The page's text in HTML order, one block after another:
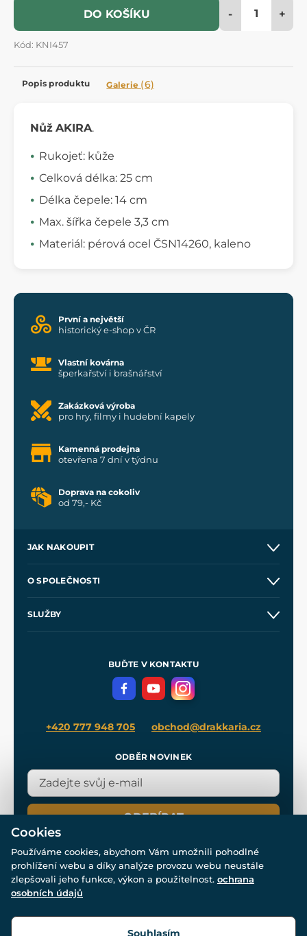
DO KOŠÍKU - +
Kód: KNI457
Popis produktu Galerie (6)
Nůž AKIRA.
Rukojeť: kůže
Celková délka: 25 cm
Délka čepele: 14 cm
Max. šířka čepele 3,3 cm
Materiál: pérová ocel ČSN14260, kaleno
První a největší
historický e-shop v ČR
Vlastní kovárna
šperkařství i brašnářství
Zakázková výroba
pro hry, filmy i hudební kapely
Kamenná prodejna
otevřena 7 dní v týdnu
Doprava na cokoliv
od 79,- Kč
JAK NAKOUPIT
Velkoobchod
O SPOLEČNOSTI
SLUŽBY
Meče pro Kingdom Come
BUĎTE V KONTAKTU
+420 777 948 705 obchod@drakkaria.cz
ODBĚR NOVINEK
ODEBÍRAT
© Všechna práva vyhrazena. www.drakkaria.cz 2007-2026.
Cookies
Používáme cookies, abychom Vám umožnili pohodlné
prohlížení webu a díky analýze provozu webu neustále
zlepšovali jeho funkce, výkon a použitelnost. ochrana
osobních údajů
Souhlasím